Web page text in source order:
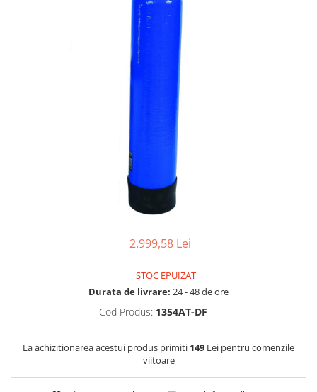
Membrane osmoza inversa
Membrana Ultrafiltrare
Cartuse In-Line
2.999,58 Lei
STOC EPUIZAT
Durata de livrare: 24 - 48 de ore
Cod Produs: 1354AT-DF
La achizitionarea acestui produs primiti 149 Lei pentru comenzile
viitoare